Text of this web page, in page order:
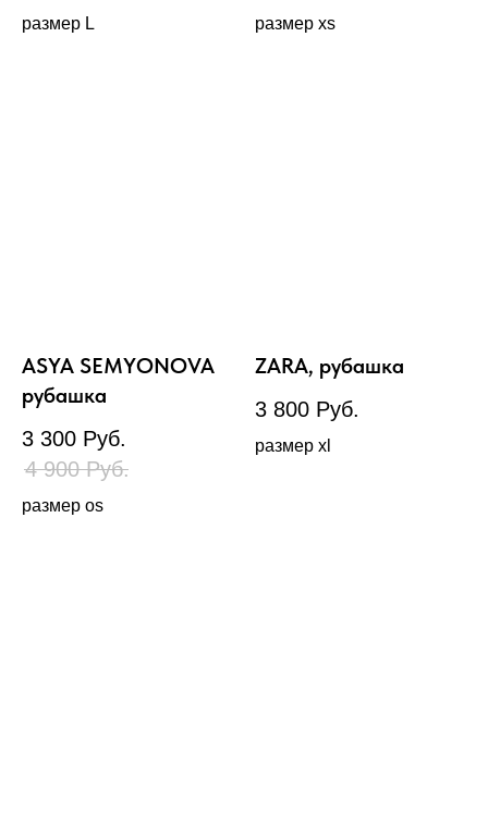
размер L размер xs
ASYA SEMYONOVA
рубашка
3 300 Руб.
4 900 Руб.
размер os
ZARA, рубашка
3 800 Руб.
размер xl